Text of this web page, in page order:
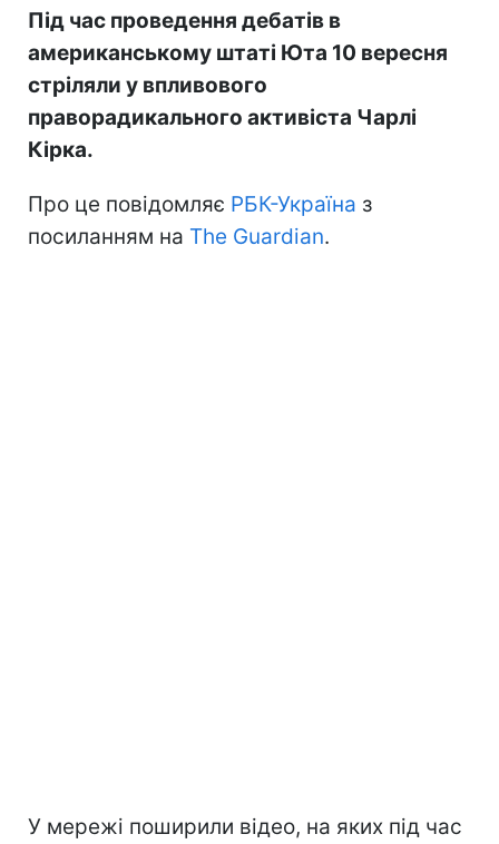
Під час проведення дебатів в
американському штаті Юта 10 вересня
стріляли у впливового
праворадикального активіста Чарлі
Кірка.
Про це повідомляє РБК-Україна з
посиланням на The Guardian.
У мережі поширили відео, на яких під час